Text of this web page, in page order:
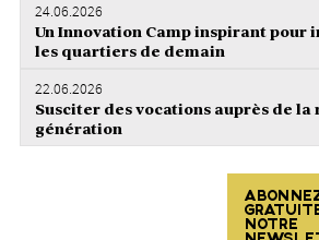
24.06.2026
Un Innovation Camp inspirant pour
les quartiers de demain
22.06.2026
Susciter des vocations auprès de la
génération
NOTRE